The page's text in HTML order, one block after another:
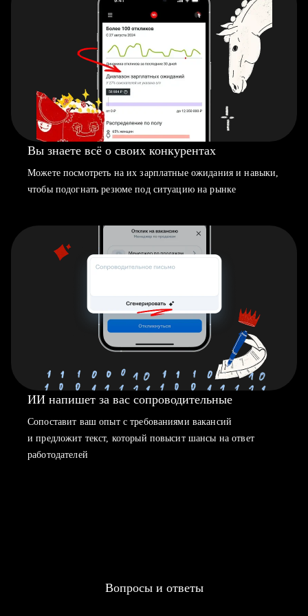
Вы знаете всё о своих конкурентах
Можете посмотреть на их зарплатные ожидания и навыки,
чтобы подогнать резюме под ситуацию на рынке
ИИ напишет за вас сопроводительные
Сопоставит ваш опыт с требованиями вакансий
и предложит текст, который повысит шансы на ответ
работодателей
Вопросы и ответы